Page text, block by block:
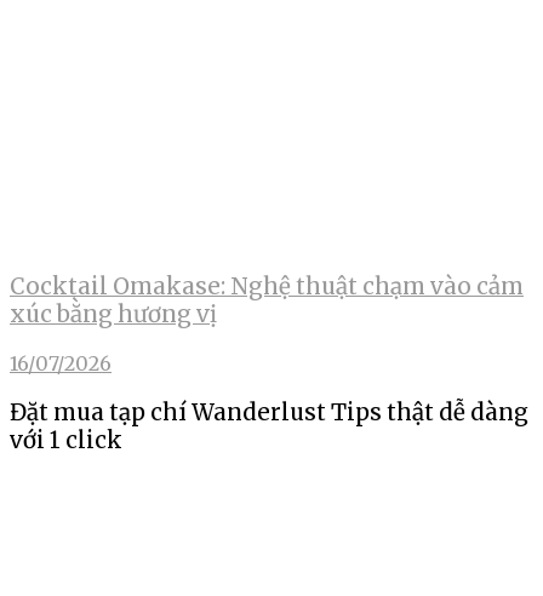
Cocktail Omakase: Nghệ thuật chạm vào cảm
xúc bằng hương vị
16/07/2026
Đặt mua tạp chí Wanderlust Tips thật dễ dàng
với 1 click